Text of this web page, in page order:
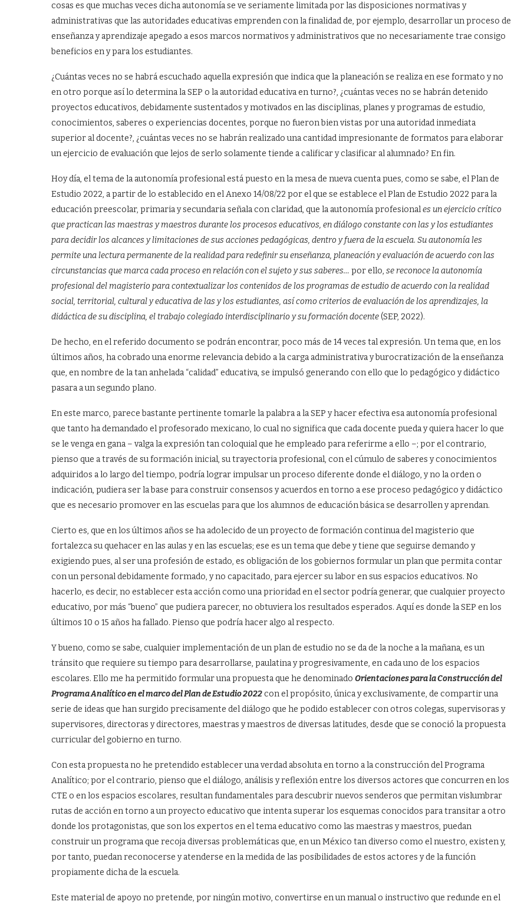
cosas es que muchas veces dicha autonomía se ve seriamente limitada por las disposiciones normativas y
administrativas que las autoridades educativas emprenden con la finalidad de, por ejemplo, desarrollar un proceso de
enseñanza y aprendizaje apegado a esos marcos normativos y administrativos que no necesariamente trae consigo
beneficios en y para los estudiantes.
¿Cuántas veces no se habrá escuchado aquella expresión que indica que la planeación se realiza en ese formato y no
en otro porque así lo determina la SEP o la autoridad educativa en turno?, ¿cuántas veces no se habrán detenido
proyectos educativos, debidamente sustentados y motivados en las disciplinas, planes y programas de estudio,
conocimientos, saberes o experiencias docentes, porque no fueron bien vistas por una autoridad inmediata
superior al docente?, ¿cuántas veces no se habrán realizado una cantidad impresionante de formatos para elaborar
un ejercicio de evaluación que lejos de serlo solamente tiende a calificar y clasificar al alumnado? En fin.
Hoy día, el tema de la autonomía profesional está puesto en la mesa de nueva cuenta pues, como se sabe, el Plan de
Estudio 2022, a partir de lo establecido en el Anexo 14/08/22 por el que se establece el Plan de Estudio 2022 para la
educación preescolar, primaria y secundaria señala con claridad, que la autonomía profesionales un ejercicio crítico
que practican las maestras y maestros durante los procesos educativos, en diálogo constante con las y los estudiantes
para decidir los alcances y limitaciones de sus acciones pedagógicas, dentro y fuera de la escuela. Su autonomía les
permite una lectura permanente de la realidad para redefinir su enseñanza, planeación y evaluación de acuerdo con las
circunstancias que marca cada proceso en relación con el sujeto y sus saberes… por ello, se reconoce la autonomía
profesional del magisterio para contextualizar los contenidos de los programas de estudio de acuerdo con la realidad
social, territorial, cultural y educativa de las y los estudiantes, así como criterios de evaluación de los aprendizajes, la
didáctica de su disciplina, el trabajo colegiado interdisciplinario y su formación docente(SEP, 2022).
De hecho, en el referido documento se podrán encontrar, poco más de 14 veces tal expresión. Un tema que, en los
últimos años, ha cobrado una enorme relevancia debido a la carga administrativa y burocratización de la enseñanza
que, en nombre de la tan anhelada “calidad” educativa, se impulsó generando con ello que lo pedagógico y didáctico
pasara a un segundo plano.
En este marco, parece bastante pertinente tomarle la palabra a la SEP y hacer efectiva esa autonomía profesional
que tanto ha demandado el profesorado mexicano, lo cual no significa que cada docente pueda y quiera hacer lo que
se le venga en gana – valga la expresión tan coloquial que he empleado para referirme a ello –; por el contrario,
pienso que a través de su formación inicial, su trayectoria profesional, con el cúmulo de saberes y conocimientos
adquiridos a lo largo del tiempo, podría lograr impulsar un proceso diferente donde el diálogo, y no la orden o
indicación, pudiera ser la base para construir consensos y acuerdos en torno a ese proceso pedagógico y didáctico
que es necesario promover en las escuelas para que los alumnos de educación básica se desarrollen y aprendan.
Cierto es, que en los últimos años se ha adolecido de un proyecto de formación continua del magisterio que
fortalezca su quehacer en las aulas y en las escuelas; ese es un tema que debe y tiene que seguirse demando y
exigiendo pues, al ser una profesión de estado, es obligación de los gobiernos formular un plan que permita contar
con un personal debidamente formado, y no capacitado, para ejercer su labor en sus espacios educativos. No
hacerlo, es decir, no establecer esta acción como una prioridad en el sector podría generar, que cualquier proyecto
educativo, por más “bueno” que pudiera parecer, no obtuviera los resultados esperados. Aquí es donde la SEP en los
últimos 10 o 15 años ha fallado. Pienso que podría hacer algo al respecto.
Y bueno, como se sabe, cualquier implementación de un plan de estudio no se da de la noche a la mañana, es un
tránsito que requiere su tiempo para desarrollarse, paulatina y progresivamente, en cada uno de los espacios
escolares. Ello me ha permitido formular una propuesta que he denominado Orientaciones para la Construcción del
Programa Analítico en el marco del Plan de Estudio 2022con el propósito, única y exclusivamente, de compartir una
serie de ideas que han surgido precisamente del diálogo que he podido establecer con otros colegas, supervisoras y
supervisores, directoras y directores, maestras y maestros de diversas latitudes, desde que se conoció la propuesta
curricular del gobierno en turno.
Con esta propuesta no he pretendido establecer una verdad absoluta en torno a la construcción del Programa
Analítico; por el contrario, pienso que el diálogo, análisis y reflexión entre los diversos actores que concurren en los
CTE o en los espacios escolares, resultan fundamentales para descubrir nuevos senderos que permitan vislumbrar
rutas de acción en torno a un proyecto educativo que intenta superar los esquemas conocidos para transitar a otro
donde los protagonistas, que son los expertos en el tema educativo como las maestras y maestros, puedan
construir un programa que recoja diversas problemáticas que, en un México tan diverso como el nuestro, existen y,
por tanto, puedan reconocerse y atenderse en la medida de las posibilidades de estos actores y de la función
propiamente dicha de la escuela.
Este material de apoyo no pretende, por ningún motivo, convertirse en un manual o instructivo que redunde en el